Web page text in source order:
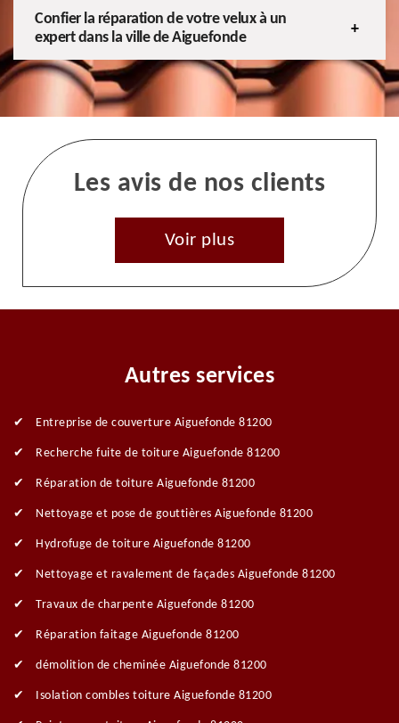
Confier la réparation de votre velux à un
expert dans la ville de Aiguefonde
Les avis de nos clients
Voir plus
Autres services
Entreprise de couverture Aiguefonde 81200
Recherche fuite de toiture Aiguefonde 81200
Réparation de toiture Aiguefonde 81200
Nettoyage et pose de gouttières Aiguefonde 81200
Hydrofuge de toiture Aiguefonde 81200
Nettoyage et ravalement de façades Aiguefonde 81200
Travaux de charpente Aiguefonde 81200
Réparation faitage Aiguefonde 81200
démolition de cheminée Aiguefonde 81200
Isolation combles toiture Aiguefonde 81200